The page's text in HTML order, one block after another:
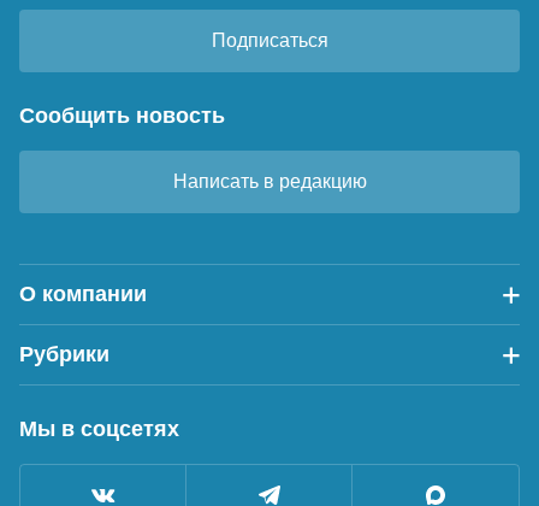
Подписаться
Сообщить новость
Написать в редакцию
О компании
Рубрики
Мы в соцсетях